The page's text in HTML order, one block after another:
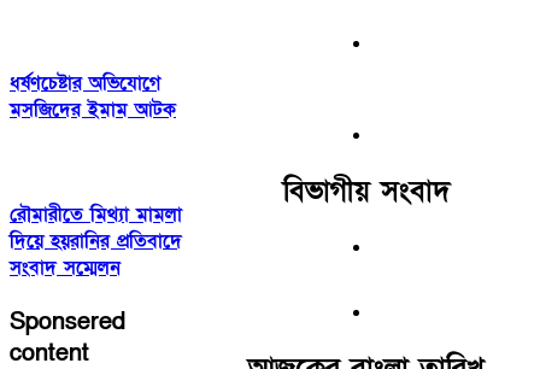
ধর্ষণচেষ্টার অভিযোগে
মসজিদের ইমাম আটক
রৌমারীতে মিথ্যা মামলা
দিয়ে হয়রানির প্রতিবাদে
সংবাদ সম্মেলন
Sponsered
content
বিভাগীয় সংবাদ